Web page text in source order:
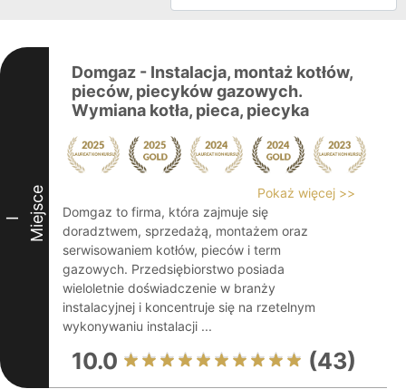
I Miejsce
Domgaz - Instalacja, montaż kotłów,
pieców, piecyków gazowych.
Wymiana kotła, pieca, piecyka
Pokaż więcej >>
Domgaz to firma, która zajmuje się
doradztwem, sprzedażą, montażem oraz
serwisowaniem kotłów, pieców i term
gazowych. Przedsiębiorstwo posiada
wieloletnie doświadczenie w branży
instalacyjnej i koncentruje się na rzetelnym
wykonywaniu instalacji ...
10.0 (43)